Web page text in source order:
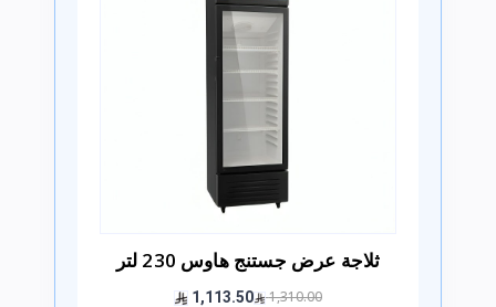
ثلاجة عرض جستنج هاوس 230 لتر
1,310.00
1,113.50